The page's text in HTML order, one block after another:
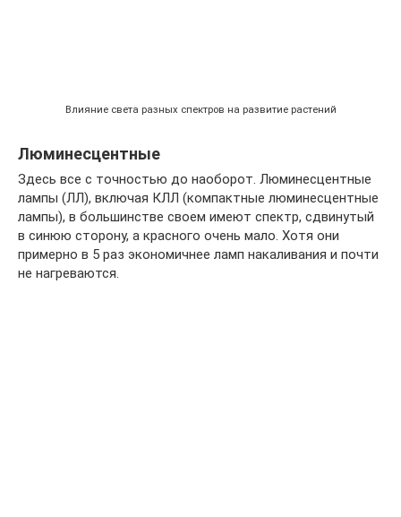
Влияние света разных спектров на развитие растений
Люминесцентные
Здесь все с точностью до наоборот. Люминесцентные
лампы (ЛЛ), включая КЛЛ (компактные люминесцентные
лампы), в большинстве своем имеют спектр, сдвинутый
в синюю сторону, а красного очень мало. Хотя они
примерно в 5 раз экономичнее ламп накаливания и почти
не нагреваются.